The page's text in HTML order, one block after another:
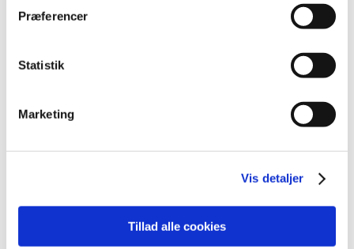
Præferencer
Statistik
Marketing
Vis detaljer
Tillad alle cookies
2018 (46)
2016 (48)
2013 (45)